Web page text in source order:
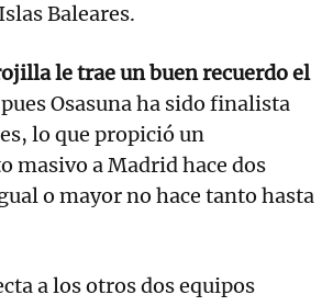
Baleares.
le trae un buen recuerdo el
Osasuna ha sido finalista
lo que propició un
masivo a Madrid hace dos
o mayor no hace tanto hasta
a los otros dos equipos